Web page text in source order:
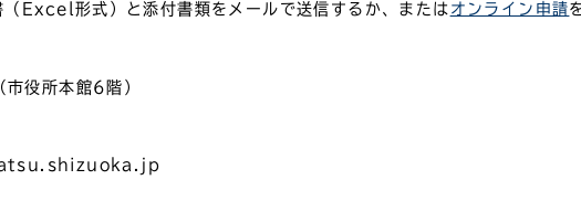
Excel形式）と添付書類をメールで送信するか、または オンライン申請
役所本館6階）